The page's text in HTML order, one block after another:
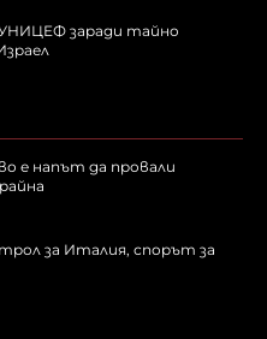
заради тайно
е напът да провали
за Италия, спорът за